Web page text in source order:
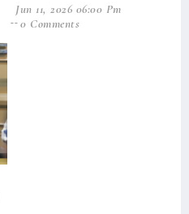
Jun 11, 2026 06:00 Pm
0 Comments